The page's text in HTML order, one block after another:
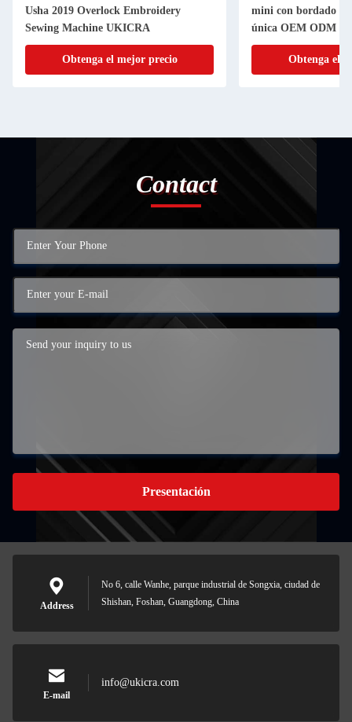
Usha 2019 Overlock Embroidery
Sewing Machine UKICRA
Obtenga el mejor precio
mini con bordado
única OEM ODM
Obtenga el
Contact
Presentación
Address
No 6, calle Wanhe, parque industrial de Songxia, ciudad de
Shishan, Foshan, Guangdong, China
E-mail
info@ukicra.com